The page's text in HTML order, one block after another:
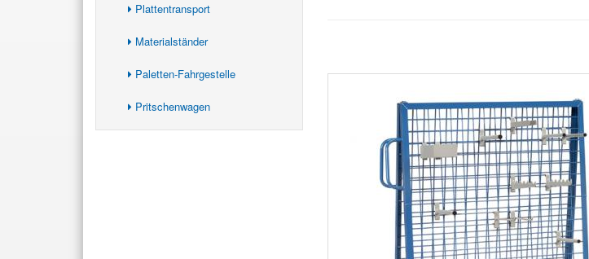
Plattentransport
Materialständer
Paletten-Fahrgestelle
Pritschenwagen